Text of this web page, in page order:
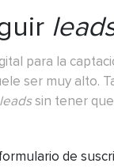
para la
ser muy alto.
leadssin tener
de